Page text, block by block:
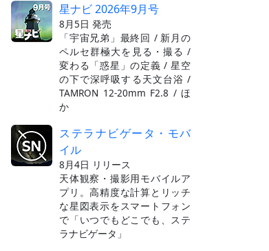
星ナビ 2026年9月号
8月5日 発売
「宇宙兄弟」最終回 / 新月の
ペルセ群極大を見る・撮る /
変わる「惑星」の定義 / 星空
の下で深呼吸する天文台浴 /
TAMRON 12-20mm F2.8 / ほ
か
ステラナビゲータ・モバ
イル
8月4日 リリース
天体観察・撮影用モバイルア
プリ。高精度な計算とリッチ
な星図表示をスマートフォン
で「いつでもどこでも、ステ
ラナビゲータ」